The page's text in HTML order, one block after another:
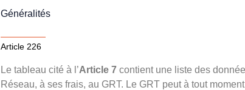
Généralités
Article 226
Le tableau cité à l’‎Article 7 contient une liste des
Réseau, à ses frais, au GRT. Le GRT peut à tout